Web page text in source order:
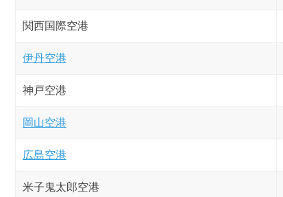
関西国際空港
伊丹空港
神戸空港
岡山空港
広島空港
米子鬼太郎空港